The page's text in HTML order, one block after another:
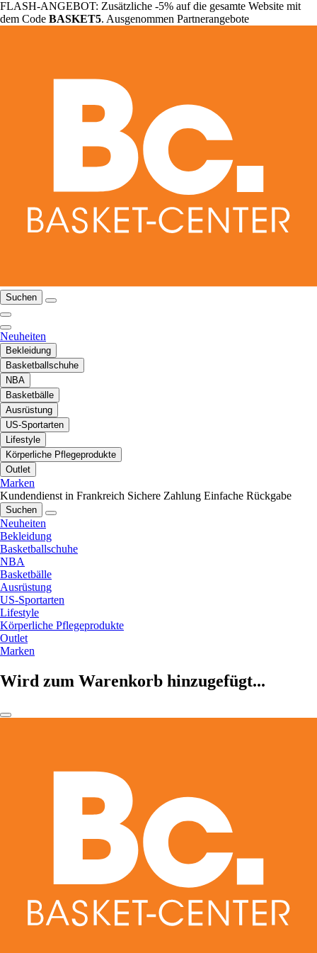
FLASH-ANGEBOT: Zusätzliche -5% auf die gesamte Website mit
dem Code BASKET5. Ausgenommen Partnerangebote
Suchen
Neuheiten
Bekleidung
Basketballschuhe
NBA
Basketbälle
Ausrüstung
US-Sportarten
Lifestyle
Körperliche Pflegeprodukte
Outlet
Marken
Kundendienst in Frankreich Sichere Zahlung Einfache Rückgabe
Suchen
Neuheiten
Bekleidung
Basketballschuhe
NBA
Basketbälle
Ausrüstung
US-Sportarten
Lifestyle
Körperliche Pflegeprodukte
Outlet
Marken
Wird zum Warenkorb hinzugefügt...